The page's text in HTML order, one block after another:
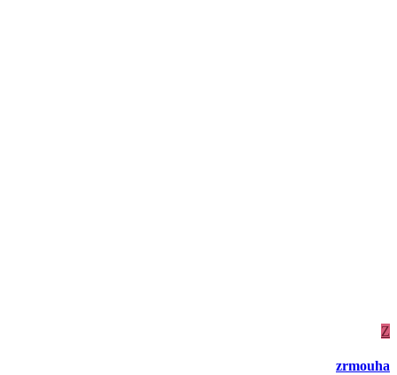
Z
zrmouha